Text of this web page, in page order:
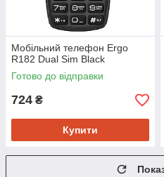
Мобiльний телефон Ergo
R182 Dual Sim Black
Готово до відправки
724 ₴
Купити